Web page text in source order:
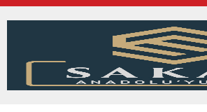
Saray makyaj tutmaz
Seçmeli demokrasi: Kimine